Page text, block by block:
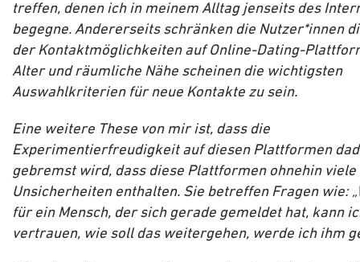
treffen, denen ich in meinem Alltag jenseits des
begegne. Andererseits schränken die Nutzer*innen
der Kontaktmöglichkeiten auf Online-Dating-
Alter und räumliche Nähe scheinen die wichtigsten
Auswahlkriterien für neue Kontakte zu sein.
Eine weitere These von mir ist, dass die
Experimentierfreudigkeit auf diesen Plattformen
gebremst wird, dass diese Plattformen ohnehin viele
Unsicherheiten enthalten. Sie betreffen Fragen wie:
für ein Mensch, der sich gerade gemeldet hat, kann
vertrauen, wie soll das weitergehen, werde ich ihm